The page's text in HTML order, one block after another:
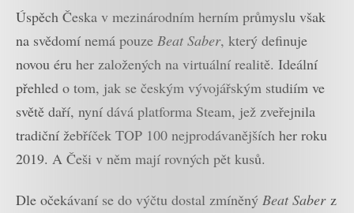
Úspěch Česka v mezinárodním herním průmyslu však
na svědomí nemá pouze Beat Saber, který definuje
novou éru her založených na virtuální realitě. Ideální
přehled o tom, jak se českým vývojářským studiím ve
světě daří, nyní dává platforma Steam, jež zveřejnila
tradiční žebříček TOP 100 nejprodávanějších her roku
2019. A Češi v něm mají rovných pět kusů.
Dle očekávaní se do výčtu dostal zmíněný Beat Saber z